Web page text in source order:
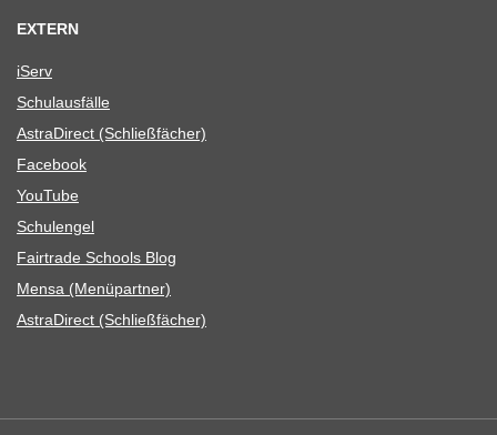
EXTERN
iServ
Schul­aus­fälle
Astra­Di­rect (Schließ­fä­cher)
Face­book
You­Tube
Schul­en­gel
Fair­trade Schools Blog
Mensa (Menü­part­ner)
Astra­Di­rect (Schließ­fä­cher)